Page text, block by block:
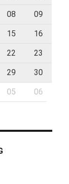
08 09
15 16
22 23
29 30
05 06